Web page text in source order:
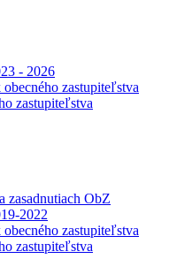
- 2026
zastupiteľstva
zastupiteľstva
zasadnutiach ObZ
2022
zastupiteľstva
zastupiteľstva